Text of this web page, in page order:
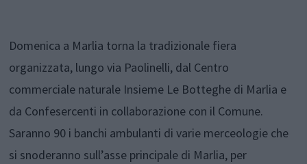
Domenica a Marlia torna la tradizionale fiera
organizzata, lungo via Paolinelli, dal Centro
commerciale naturale Insieme Le Botteghe di Marlia e
da Confesercenti in collaborazione con il Comune.
Saranno 90 i banchi ambulanti di varie merceologie che
si snoderanno sull’asse principale di Marlia, per